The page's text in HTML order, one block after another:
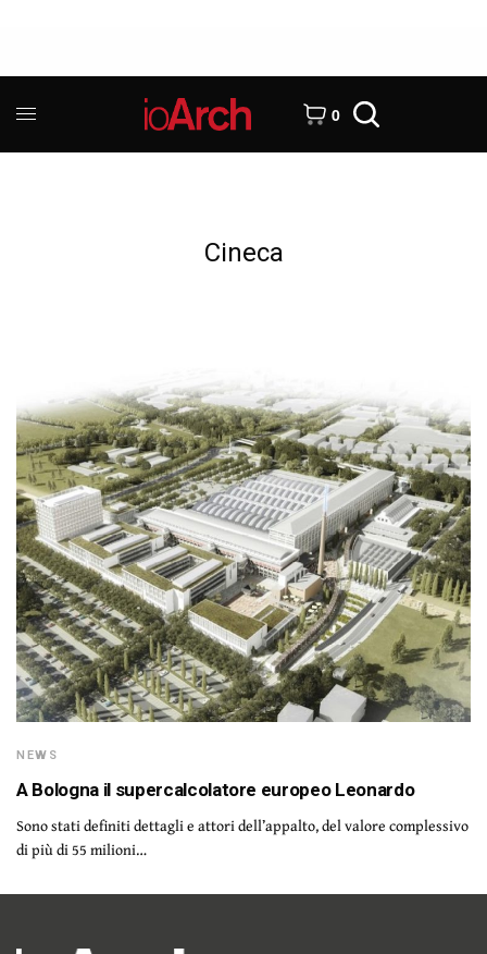
0
Cineca
NEWS
A Bologna il supercalcolatore europeo Leonardo
Sono stati definiti dettagli e attori dell’appalto, del valore complessivo
di più di 55 milioni…